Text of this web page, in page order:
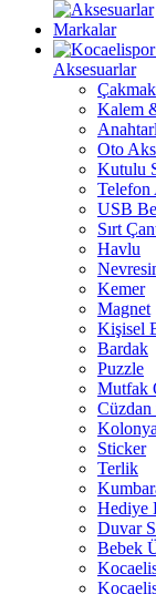
Markalar
Aksesuarlar
Çakmak
Kalem
Oto
Kutulu
Telefon
USB
Sırt
Havlu
Kemer
Magnet
Kişisel
Bardak
Puzzle
Mutfak
Cüzdan
Kolonya
Sticker
Terlik
Hediye
Duvar
Bebek